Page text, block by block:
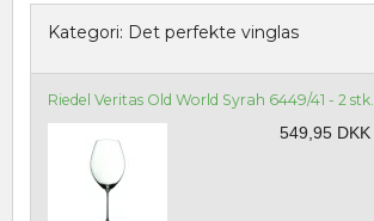
Kategori: Det perfekte vinglas
Riedel Veritas Old World Syrah 6449/41 - 2 stk.
549,95 DKK